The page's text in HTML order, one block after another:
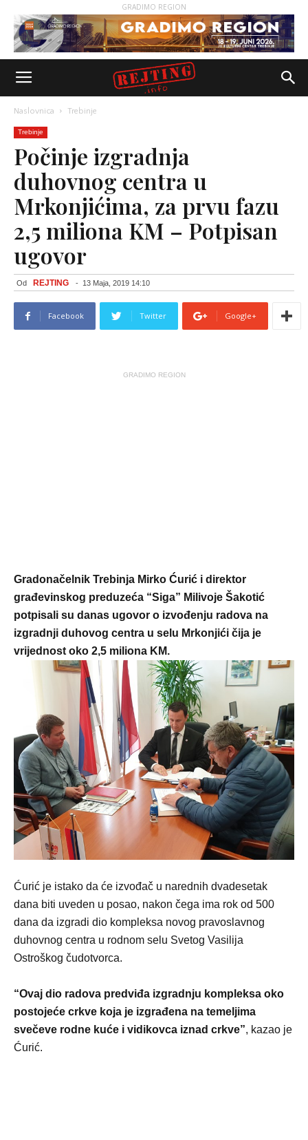
GRADIMO REGION
Naslovnica Trebinje
Trebinje
Počinje izgradnja
duhovnog centra u
Mrkonjićima, za prvu fazu
2,5 miliona KM – Potpisan
ugovor
Od REJTING - 13 Maja, 2019 14:10
Facebook Twitter Google+
GRADIMO REGION
Gradonačelnik Trebinja Mirko Ćurić i direktor
građevinskog preduzeća “Siga” Milivoje Šakotić
potpisali su danas ugovor o izvođenju radova na
izgradnji duhovog centra u selu Mrkonjići čija je
vrijednost oko 2,5 miliona KM.
Ćurić je istako da će izvođač u narednih dvadesetak
dana biti uveden u posao, nakon čega ima rok od 500
dana da izgradi dio kompleksa novog pravoslavnog
duhovnog centra u rodnom selu Svetog Vasilija
Ostroškog čudotvorca.
“Ovaj dio radova predviđa izgradnju kompleksa oko
postojeće crkve koja je izgrađena na temeljima
svečeve rodne kuće i vidikovca iznad crkve”, kazao je
Ćurić.